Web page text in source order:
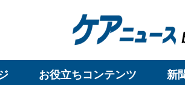
お役立ちコンテンツ 新